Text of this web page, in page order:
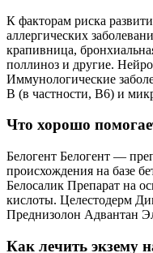
К факторам риска
аллергических
крапивница,
поллиноз и другие.
Иммунологические
В (в частности, В6) и
Что хорошо
Белогент Белогент —
происхождения на базе
Белосалик Препарат на
кислоты. Целестодерм
Преднизолон Адвантан
Как лечить экзему